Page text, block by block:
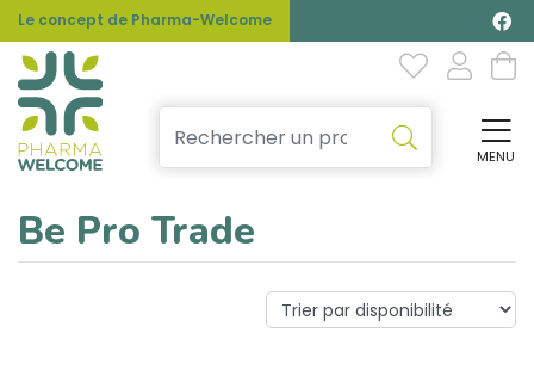
Le concept de Pharma-Welcome
MENU
Be Pro Trade